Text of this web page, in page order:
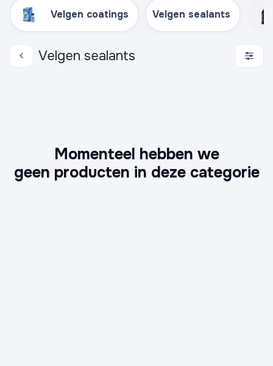
Velgen coatings Velgen sealants
Velgen sealants
Momenteel hebben we
geen producten in deze categorie